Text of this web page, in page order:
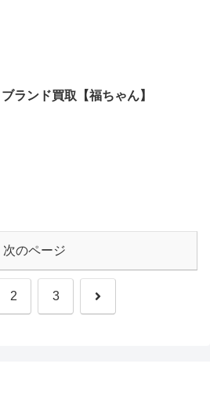
ブランド買取【福ちゃん】
次のページ
2 3 次